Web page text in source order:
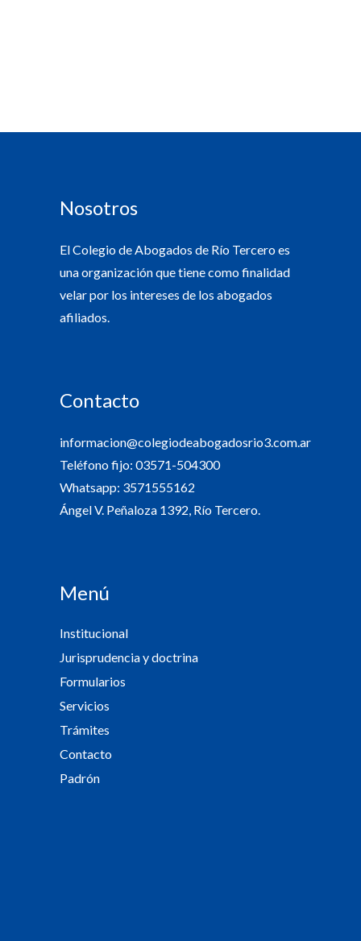
Nosotros
El Colegio de Abogados de Río Tercero es
una organización que tiene como finalidad
velar por los intereses de los abogados
afiliados.
Contacto
informacion@colegiodeabogadosrio3.com.ar
Teléfono fijo: 03571-504300
Whatsapp: 3571555162
Ángel V. Peñaloza 1392, Río Tercero.
Menú
Institucional
Jurisprudencia y doctrina
Formularios
Servicios
Trámites
Contacto
Padrón